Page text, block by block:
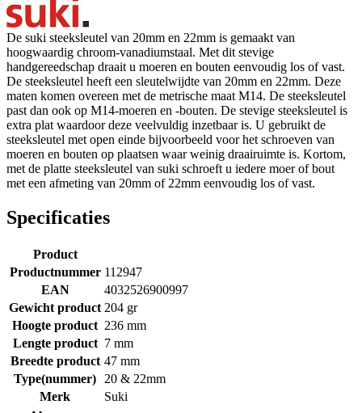
De suki steeksleutel van 20mm en 22mm is gemaakt van
hoogwaardig chroom-vanadiumstaal. Met dit stevige
handgereedschap draait u moeren en bouten eenvoudig los of vast.
De steeksleutel heeft een sleutelwijdte van 20mm en 22mm. Deze
maten komen overeen met de metrische maat M14. De steeksleutel
past dan ook op M14-moeren en -bouten. De stevige steeksleutel is
extra plat waardoor deze veelvuldig inzetbaar is. U gebruikt de
steeksleutel met open einde bijvoorbeeld voor het schroeven van
moeren en bouten op plaatsen waar weinig draairuimte is. Kortom,
met de platte steeksleutel van suki schroeft u iedere moer of bout
met een afmeting van 20mm of 22mm eenvoudig los of vast.
Specificaties
Product
Productnummer 112947
EAN
4032526900997
Gewicht product 204 gr
Hoogte product 236 mm
Lengte product 7 mm
Breedte product 47 mm
Type(nummer)
20 & 22mm
Merk
Suki